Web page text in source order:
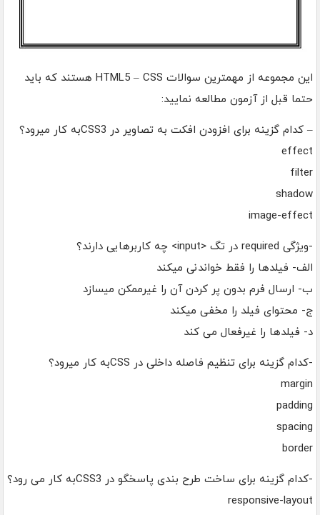
این مجموعه از مهمترین سوالات HTML5 – CSS هستند که باید
حتما قبل از آزمون مطالعه نمایید:
– کدام گزینه برای افزودن افکت به تصاویر در CSS3به کار میرود؟
effect
filter
shadow
image-effect
-ویژگی required در تگ <input> چه کاربرهایی دارند؟
الف- فیلدها را فقط خواندنی میکند
ب- ارسال فرم بدون پر کردن آن را غیرممکن میسازد
ج- محتوای فیلد را مخفی میکند
د- فیلدها را غیرفعال می کند
-کدام گزینه برای تنظیم فاصله داخلی در CSSبه کار میرود؟
margin
padding
spacing
border
-کدام گزینه برای ساخت طرح بندی پاسخگو در CSS3به کار می رود؟
responsive-layout